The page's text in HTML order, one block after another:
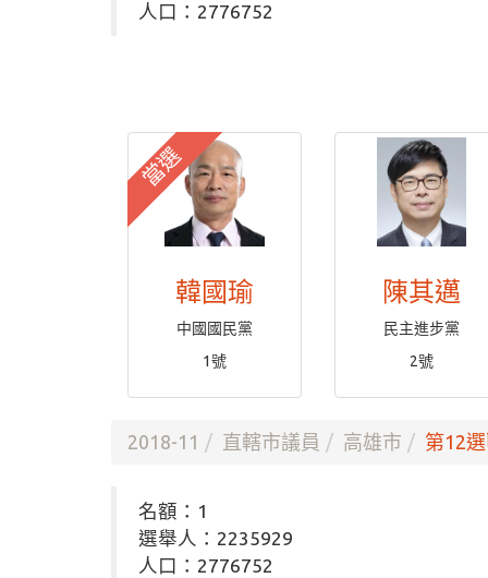
人口：2776752
當選
韓國瑜
中國國民黨
1號
陳其邁
民主進步黨
2號
2018-11 直轄市議員 高雄市 第12
名額：1
選舉人：2235929
人口：2776752